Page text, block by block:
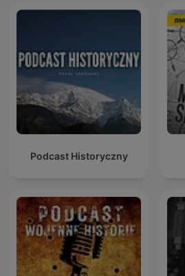
Podcast Historyczny